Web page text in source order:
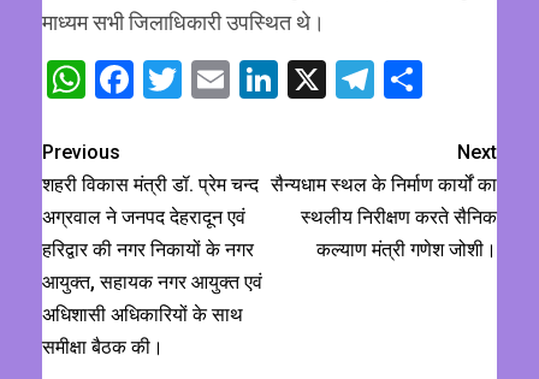
माध्यम सभी जिलाधिकारी उपस्थित थे।
WhatsApp
Facebook
Twitter
EmailLinkedIn
X Telegram
Previous
शहरी विकास मंत्री डॉ. प्रेम चन्द
अग्रवाल ने जनपद देहरादून एवं
हरिद्वार की नगर निकायों के नगर
आयुक्त, सहायक नगर आयुक्त एवं
अधिशासी अधिकारियों के साथ
समीक्षा बैठक की।
Next
सैन्यधाम स्थल के निर्माण कार्यों का
स्थलीय निरीक्षण करते सैनिक
कल्याण मंत्री गणेश जोशी।